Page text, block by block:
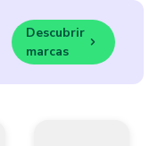
Descubrir
marcas